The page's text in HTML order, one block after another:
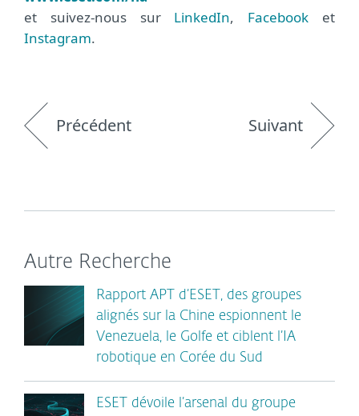
et suivez-nous sur LinkedIn, Facebook et
Instagram.
Précédent Suivant
Autre Recherche
Rapport APT d’ESET, des groupes
alignés sur la Chine espionnent le
Venezuela, le Golfe et ciblent l’IA
robotique en Corée du Sud
ESET dévoile l’arsenal du groupe